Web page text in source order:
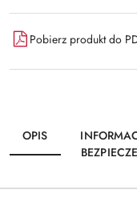
Pobierz produkt do
OPIS